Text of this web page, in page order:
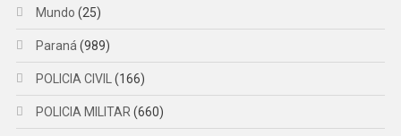
Mundo (25)
Paraná (989)
POLICIA CIVIL (166)
POLICIA MILITAR (660)